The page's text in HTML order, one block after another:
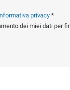
privacy *
dei miei dati per